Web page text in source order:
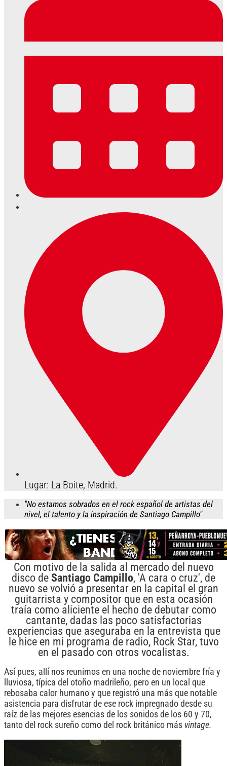
Lugar: La Boite, Madrid.
"No estamos sobrados en el rock español de artistas del
nivel, el talento y la inspiración de Santiago Campillo"
Con motivo de la salida al mercado del nuevo
disco de Santiago Campillo, 'A cara o cruz', de
nuevo se volvió a presentar en la capital el gran
guitarrista y compositor que en esta ocasión
traía como aliciente el hecho de debutar como
cantante, dadas las poco satisfactorias
experiencias que aseguraba en la entrevista que
le hice en mi programa de radio, Rock Star, tuvo
en el pasado con otros vocalistas.
Así pues, allí nos reunimos en una noche de noviembre fría y
lluviosa, típica del otoño madrileño, pero en un local que
rebosaba calor humano y que registró una más que notable
asistencia para disfrutar de ese rock impregnado desde su
raíz de las mejores esencias de los sonidos de los 60 y 70,
tanto del rock sureño como del rock británico más vintage.